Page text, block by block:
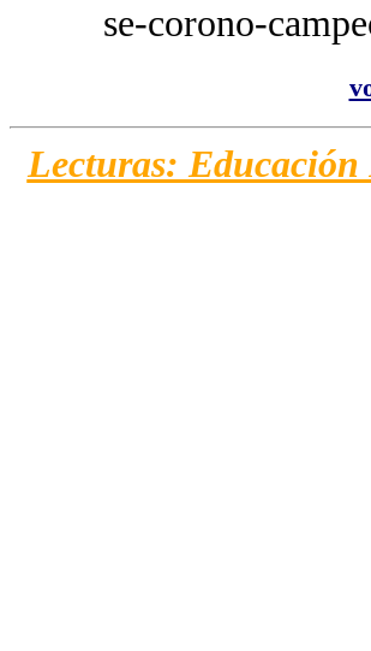
se-corono-
Lecturas: Educación